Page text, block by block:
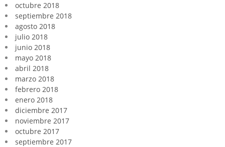
octubre 2018
septiembre 2018
agosto 2018
julio 2018
junio 2018
mayo 2018
abril 2018
marzo 2018
febrero 2018
enero 2018
diciembre 2017
noviembre 2017
octubre 2017
septiembre 2017